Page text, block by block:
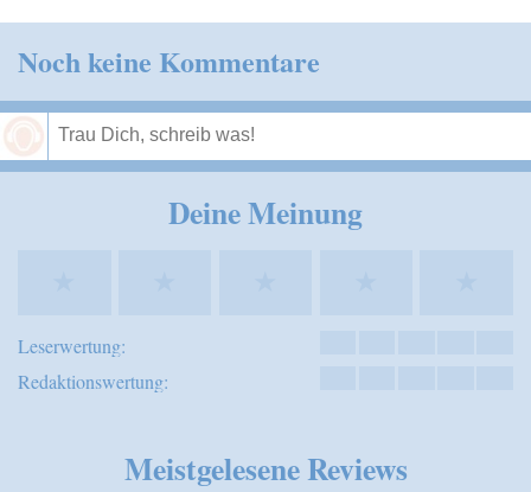
Noch keine Kommentare
Deine Meinung
Leserwertung:
Redaktionswertung:
Meistgelesene Reviews